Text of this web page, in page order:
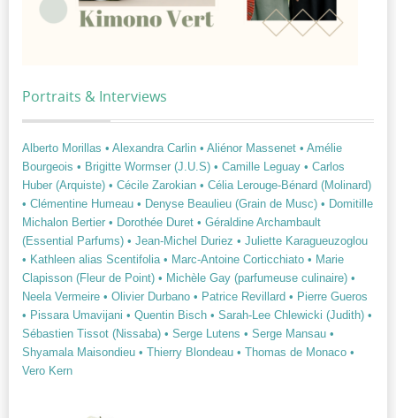
Portraits & Interviews
Alberto Morillas • Alexandra Carlin • Aliénor Massenet • Amélie
Bourgeois • Brigitte Wormser (J.U.S) • Camille Leguay • Carlos
Huber (Arquiste) • Cécile Zarokian • Célia Lerouge-Bénard (Molinard)
• Clémentine Humeau • Denyse Beaulieu (Grain de Musc) • Domitille
Michalon Bertier • Dorothée Duret • Géraldine Archambault
(Essential Parfums) • Jean-Michel Duriez • Juliette Karagueuzoglou
• Kathleen alias Scentifolia • Marc-Antoine Corticchiato • Marie
Clapisson (Fleur de Point) • Michèle Gay (parfumeuse culinaire) •
Neela Vermeire • Olivier Durbano • Patrice Revillard • Pierre Gueros
• Pissara Umavijani • Quentin Bisch • Sarah-Lee Chlewicki (Judith) •
Sébastien Tissot (Nissaba) • Serge Lutens • Serge Mansau •
Shyamala Maisondieu • Thierry Blondeau • Thomas de Monaco •
Vero Kern